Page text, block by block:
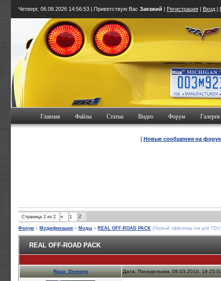
Четверг, 06.08.2026 14:56:54 | Приветствую Вас Заезжий | Регистрация | Вход |
Главная Файлы Статьи Видео Форум Галерея
[ Новые сообщения на
Страница 2 из 2 « 1 2
Форум » Модификации » Моды » REAL OFF-ROAD PACK (Первый офф-роад пак для
REAL OFF-ROAD PACK
Roux_Demons Дата: Понедельник, 08.03.2010,